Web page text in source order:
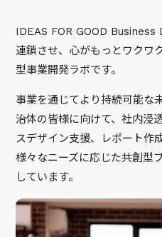
IDEAS FOR GOOD
連鎖させ、心がもっとワクワ
型事業開発ラボです。
事業を通じてより持続可能な
治体の皆様に向けて、社内浸
スデザイン支援、レポート作
様々なニーズに応じた共創型
しています。